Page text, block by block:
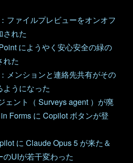
ファイルプレビューをオンオフ
された
にようやく安心安全の緑の
れた
メンションと連絡先共有がその
ようになった
ェント（ Surveys agent ）が廃
Forms に Copilot ボタンが登
に Claude Opus 5 が来た＆
UIが若干変わった